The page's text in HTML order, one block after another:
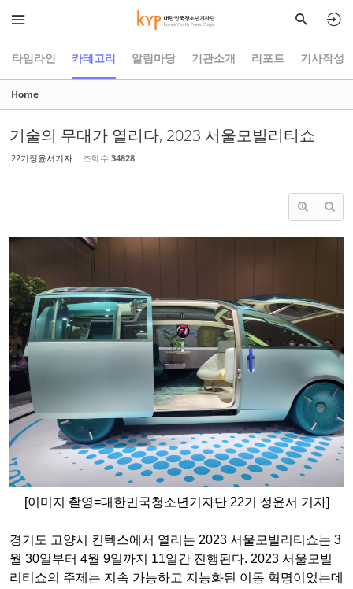
타임라인 카테고리 알림마당 기관소개 리포트 기사작성
Home
기술의 무대가 열리다, 2023 서울모빌리티쇼
22기정윤서기자 조회 수 34828
[이미지 촬영=대한민국청소년기자단 22기 정윤서 기자]
경기도 고양시 킨텍스에서 열리는 2023 서울모빌리티쇼는 3
월 30일부터 4월 9일까지 11일간 진행된다. 2023 서울모빌
리티쇼의 주제는 지속 가능하고 지능화된 이동 혁명이었는데
Sketchbook5, 스케치북5